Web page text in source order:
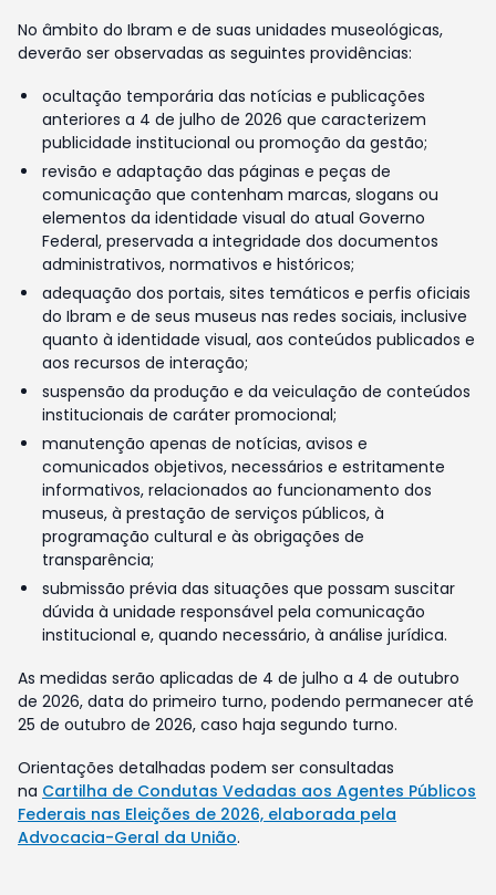
No âmbito do Ibram e de suas unidades museológicas,
deverão ser observadas as seguintes providências:
ocultação temporária das notícias e publicações
anteriores a 4 de julho de 2026 que caracterizem
publicidade institucional ou promoção da gestão;
revisão e adaptação das páginas e peças de
comunicação que contenham marcas, slogans ou
elementos da identidade visual do atual Governo
Federal, preservada a integridade dos documentos
administrativos, normativos e históricos;
adequação dos portais, sites temáticos e perfis oficiais
do Ibram e de seus museus nas redes sociais, inclusive
quanto à identidade visual, aos conteúdos publicados e
aos recursos de interação;
suspensão da produção e da veiculação de conteúdos
institucionais de caráter promocional;
manutenção apenas de notícias, avisos e
comunicados objetivos, necessários e estritamente
informativos, relacionados ao funcionamento dos
museus, à prestação de serviços públicos, à
programação cultural e às obrigações de
transparência;
submissão prévia das situações que possam suscitar
dúvida à unidade responsável pela comunicação
institucional e, quando necessário, à análise jurídica.
As medidas serão aplicadas de 4 de julho a 4 de outubro
de 2026, data do primeiro turno, podendo permanecer até
25 de outubro de 2026, caso haja segundo turno.
Orientações detalhadas podem ser consultadas
na Cartilha de Condutas Vedadas aos Agentes Públicos
Federais nas Eleições de 2026, elaborada pela
Advocacia-Geral da União.